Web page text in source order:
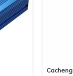
Cacheng